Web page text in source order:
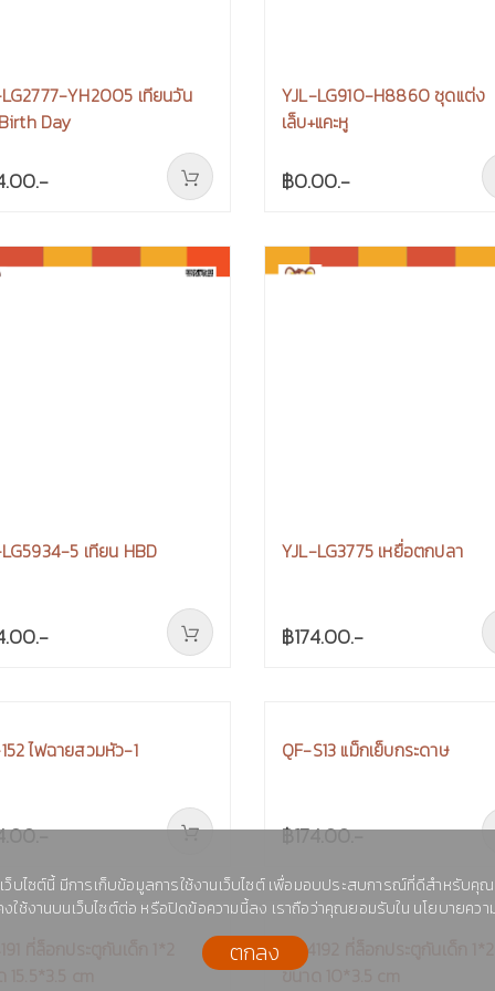
YH2005 เทียนวัน
Day
YJL-LG910-H8860 ชุดแต่ง
เล็บ+แคะหู
฿0.00.-
5 เทียน HBD YJL-LG3775 เหยื่อตกปลา
฿174.00.-
เว็บไซต์นี้ มีการเก็บข้อมูลการใช้งานเว็บไซต์ เพื่อมอบประสบการณ์ที่ดีสำหรับคุณ
ใช้งานบนเว็บไซต์ต่อ หรือปิดข้อความนี้ลง เราถือว่าคุณยอมรับใน นโยบายควา
ตกลง